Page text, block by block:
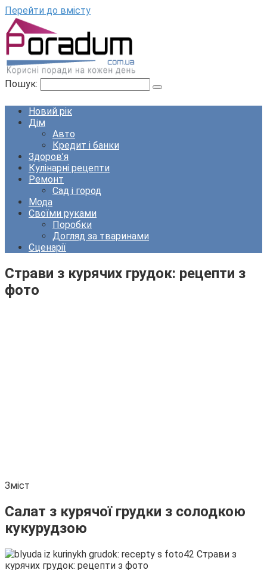
Перейти до вмісту
Пошук:
Новий рік
Дім
Авто
Кредит і банки
Здоров’я
Кулінарні рецепти
Ремонт
Сад і город
Мода
Своїми руками
Поробки
Догляд за тваринами
Сценарії
Страви з курячих грудок: рецепти з
фото
Зміст
Салат з курячої грудки з солодкою
кукурудзою